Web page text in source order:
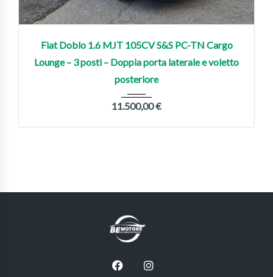
Fiat Doblo 1.6 MJT 105CV S&S PC-TN Cargo
Lounge – 3 posti – Doppia porta laterale e voletto
posteriore
11.500,00€